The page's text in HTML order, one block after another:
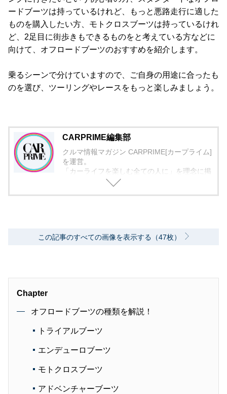
ードブーツは持っているけれど、もっと悪路走行に適した
ものを購入したい方、モトクロスブーツは持っているけれ
ど、2足目に街歩きもできるものをと考えている方などに
向けて、オフロードブーツのおすすめを紹介します。
乗るシーンで分けていますので、ご自身の用途に合ったも
のを選び、ツーリングやレースをもっと楽しみましょう。
CARPRIME編集部
クルマ情報マガジン CARPRIME[カープライム]
を運営。
「カーライフを楽しむ全ての人に」を理念に掲
げ、編集に取り組んでいます。
この記事のすべての画像を表示する（47枚）
Chapter
オフロードブーツの種類を解説！
トライアルブーツ
エンデューロブーツ
モトクロスブーツ
アドベンチャーブーツ